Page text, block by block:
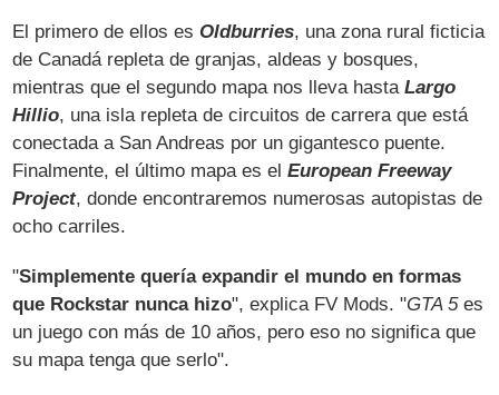
El primero de ellos esOldburries, una zona rural ficticia
de Canadá repleta de granjas, aldeas y bosques,
mientras que el segundo mapa nos lleva hastaLargo
Hillio, una isla repleta de circuitos de carrera que está
conectada a San Andreas por un gigantesco puente.
Finalmente, el último mapa es elEuropean Freeway
Project, donde encontraremos numerosas autopistas de
ocho carriles.
"Simplemente quería expandir el mundo en formas
que Rockstar nunca hizo", explica FV Mods. "GTA 5es
un juego con más de 10 años, pero eso no significa que
su mapa tenga que serlo".